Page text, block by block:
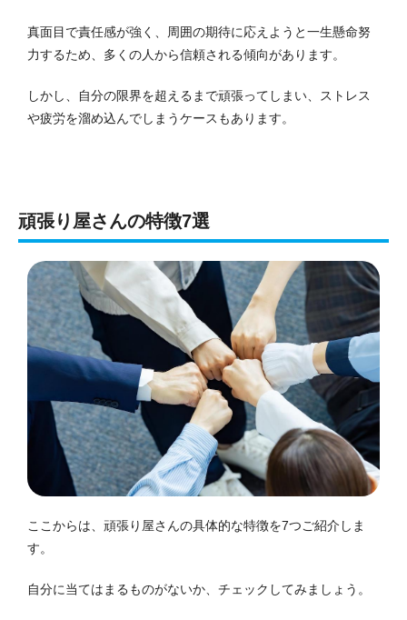
真面目で責任感が強く、周囲の期待に応えようと一生懸命努
力するため、多くの人から信頼される傾向があります。
しかし、自分の限界を超えるまで頑張ってしまい、ストレス
や疲労を溜め込んでしまうケースもあります。
頑張り屋さんの特徴7選
ここからは、頑張り屋さんの具体的な特徴を7つご紹介しま
す。
自分に当てはまるものがないか、チェックしてみましょう。